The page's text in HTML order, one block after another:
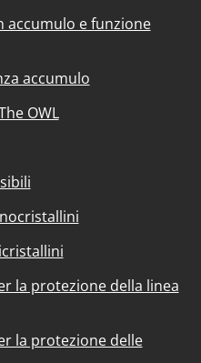
accumulo e funzione
accumulo
OWL
la protezione della linea
la protezione delle